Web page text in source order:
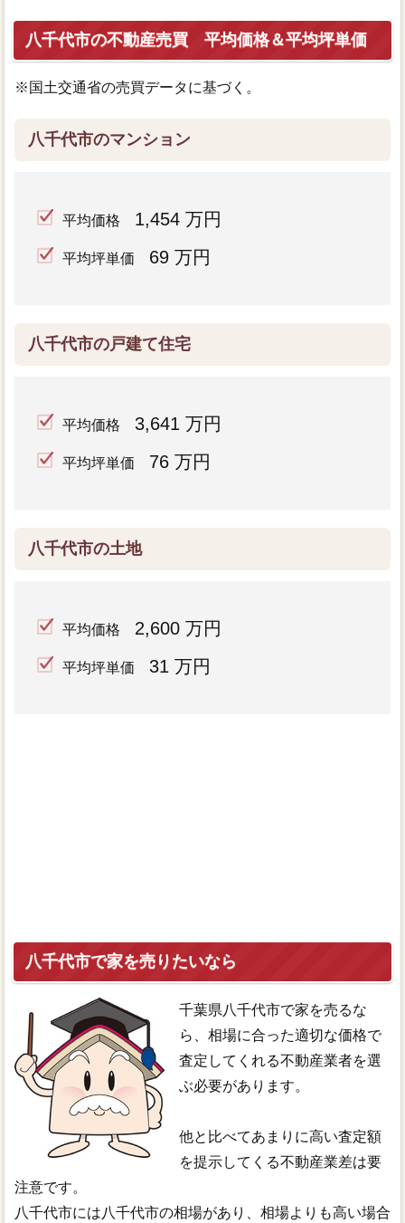
八千代市の不動産売買 平均価格＆平均坪単価
※国土交通省の売買データに基づく。
八千代市のマンション
平均価格 1,454 万円
平均坪単価 69 万円
八千代市の戸建て住宅
平均価格 3,641 万円
平均坪単価 76 万円
八千代市の土地
平均価格 2,600 万円
平均坪単価 31 万円
八千代市で家を売りたいなら
千葉県八千代市で家を売るな
ら、相場に合った適切な価格で
査定してくれる不動産業者を選
ぶ必要があります。
他と比べてあまりに高い査定額
を提示してくる不動産業差は要
注意です。
八千代市には八千代市の相場があり、相場よりも高い場合